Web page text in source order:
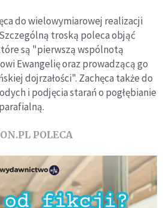
do wielowymiarowej realizacji
troską poleca objąć
są "pierwszą wspólnotą
Ewangelię oraz prowadzącą go
dojrzałości". Zachęca także do
i podjęcia starań o pogłębianie
POLECA